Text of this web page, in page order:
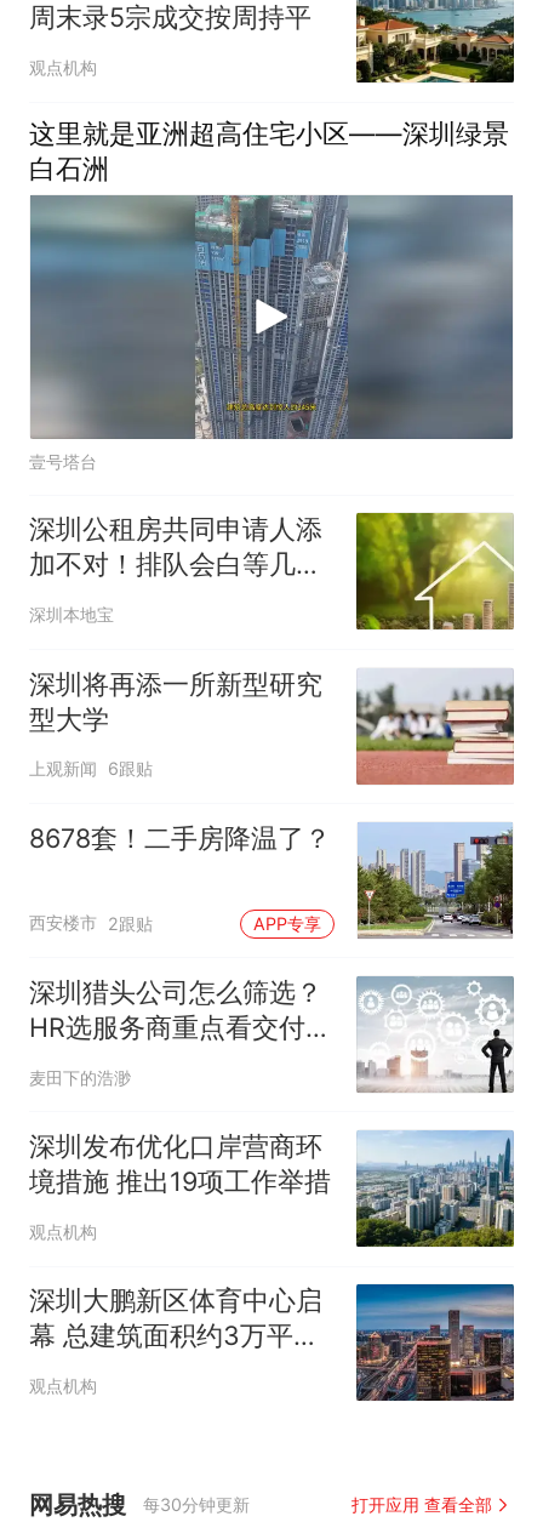
周末录5宗成交按周持平
观点机构
这里就是亚洲超高住宅小区——深圳绿景
白石洲
壹号塔台
深圳公租房共同申请人添
加不对！排队会白等几
年！
深圳本地宝
深圳将再添一所新型研究
型大学
上观新闻 6跟贴
8678套！二手房降温了？
西安楼市 2跟贴 APP专享
深圳猎头公司怎么筛选？
HR选服务商重点看交付能
力
麦田下的浩渺
深圳发布优化口岸营商环
境措施 推出19项工作举措
观点机构
深圳大鹏新区体育中心启
幕 总建筑面积约3万平方
米
观点机构
网易热搜 每30分钟更新 打开应用 查看全部